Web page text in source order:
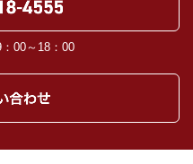
機関、管理組合役員。
者。
管理措置を実施いたします。
00～18：00